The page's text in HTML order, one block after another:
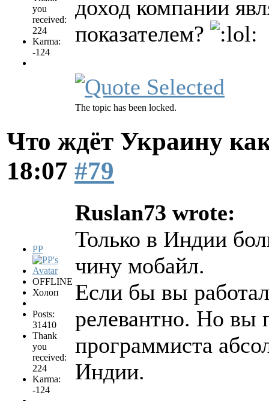
you
received:
224
Karma:
-124
доход компании
показателем?
The topic has been locked.
Что ждёт Украину
18:07 #79
PP
OFFLINE
Холоп
Posts:
31410
Thank
you
received:
224
Karma:
-124
Ruslan73 wrote:
Только в Индии
чину мобайл.
Если бы вы
релевантно. Но вы
программиста
Индии.